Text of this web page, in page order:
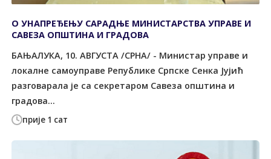
прије 1 сат
О УНАПРЕЂЕЊУ САРАДЊЕ МИНИСТАРСТВА УПРАВЕ И
САВЕЗА ОПШТИНА И ГРАДОВА
БАЊАЛУКА, 10. АВГУСТА /СРНА/ - Министар управе и
локалне самоуправе Републике Српске Сенка Јујић
разговарала је са секретаром Савеза општина и
градова...